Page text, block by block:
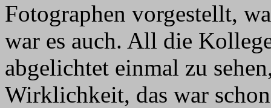
Fotographen vorgestellt,
war es auch. All die
abgelichtet einmal zu
Wirklichkeit, das war